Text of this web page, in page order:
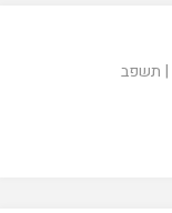
| תשפב